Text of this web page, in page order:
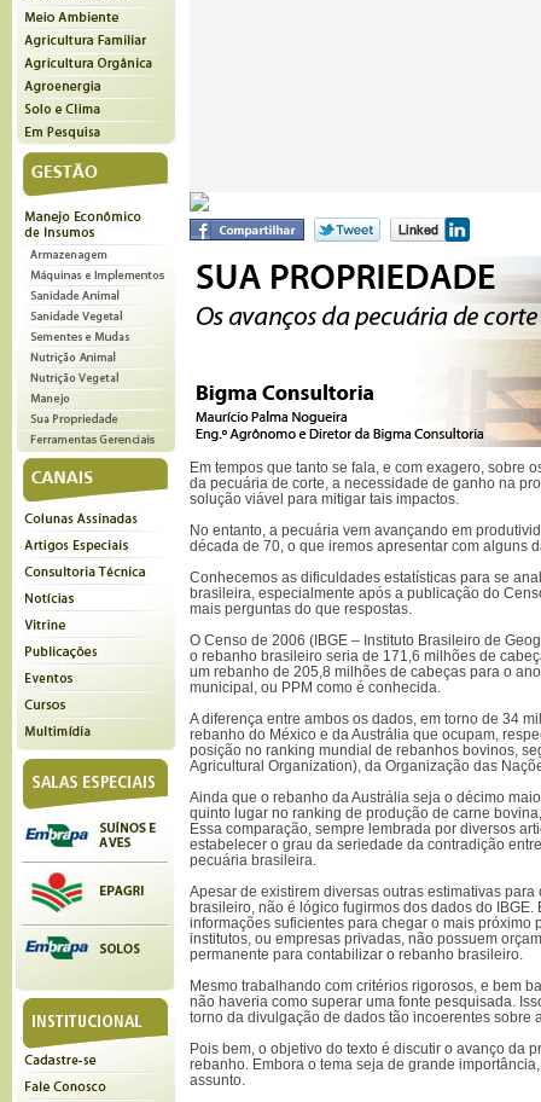
Em tempos que tanto se fala, e com exagero, sobre
da pecuária de corte, a necessidade de ganho na
solução viável para mitigar tais impactos.
No entanto, a pecuária vem avançando em
década de 70, o que iremos apresentar com alguns
Conhecemos as dificuldades estatísticas para se
brasileira, especialmente após a publicação do
mais perguntas do que respostas.
O Censo de 2006 (IBGE – Instituto Brasileiro de
o rebanho brasileiro seria de 171,6 milhões de
um rebanho de 205,8 milhões de cabeças para o
municipal, ou PPM como é conhecida.
A diferença entre ambos os dados, em torno de 34
rebanho do México e da Austrália que ocupam,
posição no ranking mundial de rebanhos bovinos,
Agricultural Organization), da Organização das
Ainda que o rebanho da Austrália seja o décimo
quinto lugar no ranking de produção de carne
Essa comparação, sempre lembrada por diversos
estabelecer o grau da seriedade da contradição
pecuária brasileira.
Apesar de existirem diversas outras estimativas
brasileiro, não é lógico fugirmos dos dados do IBGE.
informações suficientes para chegar o mais próximo
institutos, ou empresas privadas, não possuem
permanente para contabilizar o rebanho brasileiro.
Mesmo trabalhando com critérios rigorosos, e bem
não haveria como superar uma fonte pesquisada.
torno da divulgação de dados tão incoerentes sobre
Pois bem, o objetivo do texto é discutir o avanço da
rebanho. Embora o tema seja de grande
assunto.